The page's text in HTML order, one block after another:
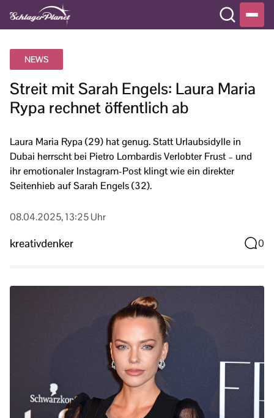
NEWS
Streit mit Sarah Engels: Laura Maria
Rypa rechnet öffentlich ab
Laura Maria Rypa (29) hat genug. Statt Urlaubsidylle in
Dubai herrscht bei Pietro Lombardis Verlobter Frust – und
ihr emotionaler Instagram-Post klingt wie ein direkter
Seitenhieb auf Sarah Engels (32).
08.04.2025, 13:25 Uhr
kreativdenker 0